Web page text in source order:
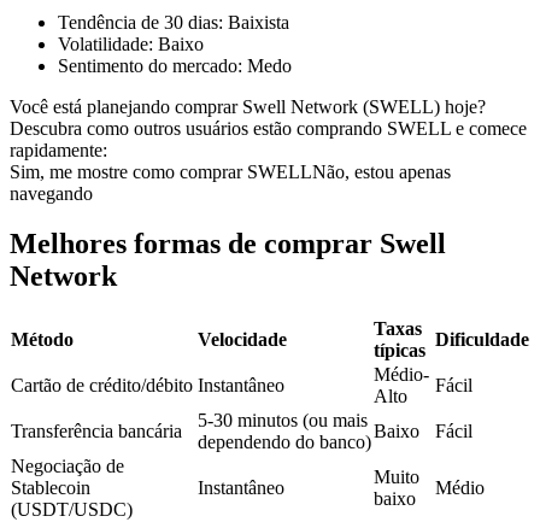
Futuros de USDC
Futuros usando USDC como garantia
Junte-se aos principais traders
Tendência de 30 dias: Baixista
Volatilidade: Baixo
Sentimento do mercado: Medo
Você está planejando comprar Swell Network (SWELL) hoje?
Descubra como outros usuários estão comprando SWELL e comece
rapidamente:
Sim, me mostre como comprar SWELLNão, estou apenas
navegando
Melhores formas de comprar Swell
Network
Método Velocidade
Taxas
típicas
Dificuldade
Cartão de crédito/débito Instantâneo
Médio-
Alto
Fácil
Transferência bancária
5-30 minutos (ou mais
dependendo do banco)
Baixo
Fácil
Negociação de
Stablecoin
(USDT/USDC)
Instantâneo
Muito
baixo
Médio